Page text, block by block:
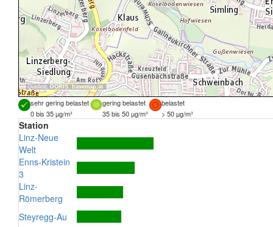
Quellen: DORIS, basemap.at
sehr gering belastet gering belastet
belastet
0 bis 35 µg/m³
35 bis 50 µg/m³ > 50 µg/m³
Station
Linz-Neue
Welt
Enns-Kristein
3
Linz-
Römerberg
Steyregg-Au